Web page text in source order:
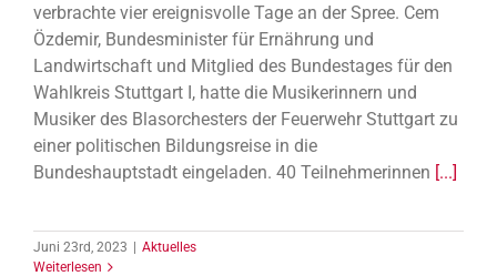
verbrachte vier ereignisvolle Tage an der Spree. Cem
Özdemir, Bundesminister für Ernährung und
Landwirtschaft und Mitglied des Bundestages für den
Wahlkreis Stuttgart I, hatte die Musikerinnern und
Musiker des Blasorchesters der Feuerwehr Stuttgart zu
einer politischen Bildungsreise in die
Bundeshauptstadt eingeladen. 40 Teilnehmerinnen [...]
Juni 23rd, 2023 | Aktuelles
Weiterlesen